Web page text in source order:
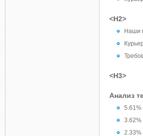
<H2>
Наши
<H3>
Анализ
5.61%
3.62%
2.33%